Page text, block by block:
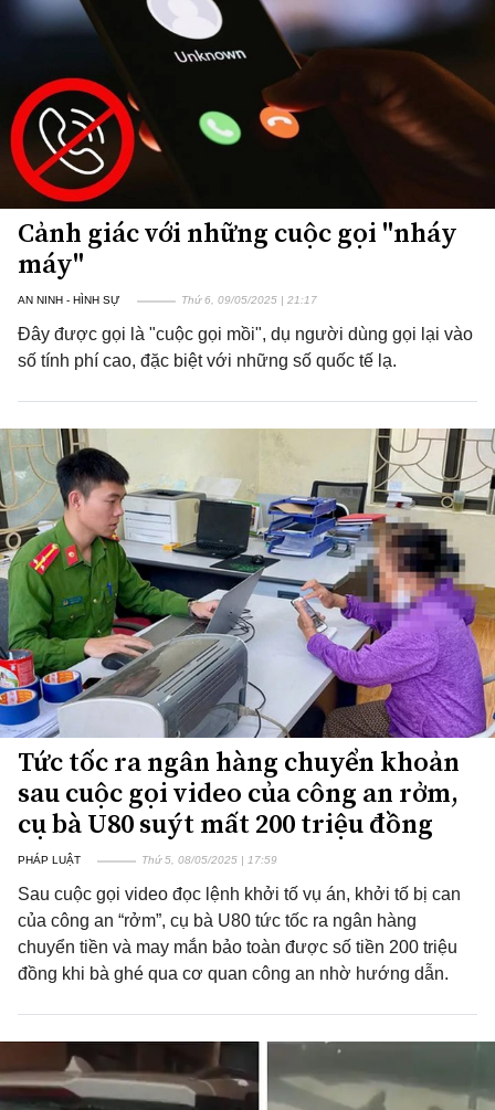
Cảnh giác với những cuộc gọi "nháy
máy"
AN NINH - HÌNH SỰ Thứ 6, 09/05/2025 | 21:17
Đây được gọi là "cuộc gọi mồi", dụ người dùng gọi lại vào
số tính phí cao, đặc biệt với những số quốc tế lạ.
Tức tốc ra ngân hàng chuyển khoản
sau cuộc gọi video của công an rởm,
cụ bà U80 suýt mất 200 triệu đồng
PHÁP LUẬT Thứ 5, 08/05/2025 | 17:59
Sau cuộc gọi video đọc lệnh khởi tố vụ án, khởi tố bị can
của công an “rởm”, cụ bà U80 tức tốc ra ngân hàng
chuyển tiền và may mắn bảo toàn được số tiền 200 triệu
đồng khi bà ghé qua cơ quan công an nhờ hướng dẫn.